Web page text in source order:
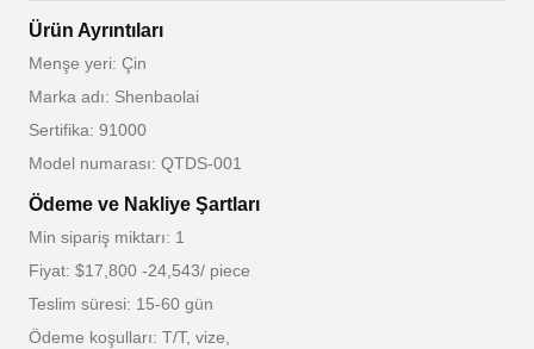
Ürün Ayrıntıları
Menşe yeri: Çin
Marka adı: Shenbaolai
Sertifika: 91000
Model numarası: QTDS-001
Ödeme ve Nakliye Şartları
Min sipariş miktarı: 1
Fiyat: $17,800 -24,543/ piece
Teslim süresi: 15-60 gün
Ödeme koşulları: T/T, vize,